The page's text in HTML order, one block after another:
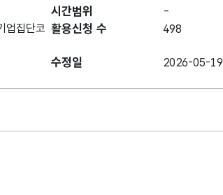
시간범위 -
업집단코 활용신청 수 498
수정일 2026-05-19